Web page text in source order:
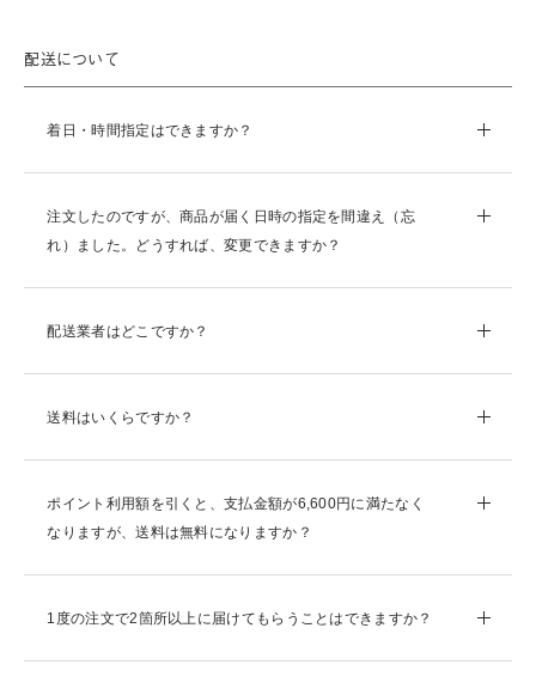
配送について
着日・時間指定はできますか？
注文したのですが、商品が届く日時の指定を間違え（忘
れ）ました。どうすれば、変更できますか？
配送業者はどこですか？
送料はいくらですか？
ポイント利用額を引くと、支払金額が6,600円に満たなく
なりますが、送料は無料になりますか？
1度の注文で2箇所以上に届けてもらうことはできますか？